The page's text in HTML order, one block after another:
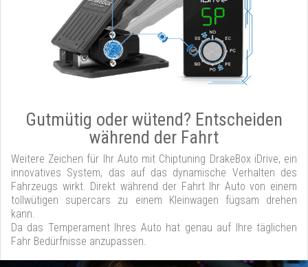
Gutmütig oder wütend? Entscheiden
während der Fahrt
Weitere Zeichen für Ihr Auto mit Chiptuning DrakeBox iDrive, ein
innovatives System, das auf das dynamische Verhalten des
Fahrzeugs wirkt. Direkt während der Fahrt Ihr Auto von einem
tollwütigen supercars zu einem Kleinwagen fügsam drehen
kann.
Da das Temperament Ihres Auto hat genau auf Ihre täglichen
Fahr Bedürfnisse anzupassen.